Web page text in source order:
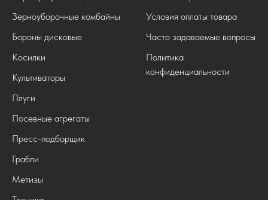
Зерноуборочные комбайны
Бороны дисковые
Косилки
Культиваторы
Плуги
Посевные агрегаты
Пресс-подборщик
Грабли
Метизы
Условия оплаты товара
Часто задаваемые вопросы
Политика
конфиденциальности